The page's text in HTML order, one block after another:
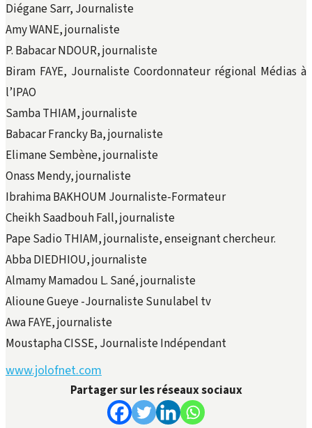
Diégane Sarr, Journaliste
Amy WANE, journaliste
P. Babacar NDOUR, journaliste
Biram FAYE, Journaliste Coordonnateur régional Médias à
l’IPAO
Samba THIAM, journaliste
Babacar Francky Ba, journaliste
Elimane Sembène, journaliste
Onass Mendy, journaliste
Ibrahima BAKHOUM Journaliste-Formateur
Cheikh Saadbouh Fall, journaliste
Pape Sadio THIAM, journaliste, enseignant chercheur.
Abba DIEDHIOU, journaliste
Almamy Mamadou L. Sané, journaliste
Alioune Gueye -Journaliste Sunulabel tv
Awa FAYE, journaliste
Moustapha CISSE, Journaliste Indépendant
www.jolofnet.com
Partager sur les réseaux sociaux